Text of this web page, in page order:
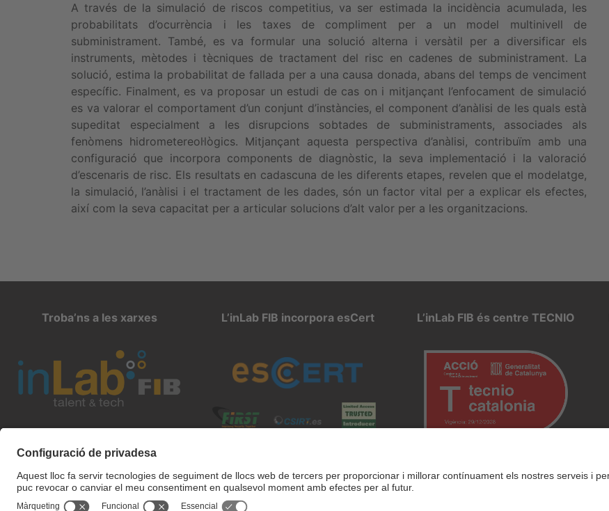
A través de la simulació de riscos competitius, va ser estimada la incidència acumulada, les
probabilitats d’ocurrència i les taxes de compliment per a un model multinivell de
subministrament. També, es va formular una solució alterna i versàtil per a diversificar els
instruments, mètodes i tècniques de tractament del risc en cadenes de subministrament. La
solució, estima la probabilitat de fallada per a una causa donada, abans del temps de venciment
específic. Finalment, es va proposar un estudi de cas on i mitjançant l’enfocament de simulació
es va valorar el comportament d’un conjunt d’instàncies, el component d’anàlisi de les quals està
supeditat especialment a les disrupcions sobtades de subministraments, associades als
fenòmens hidrometereol·lògics. Mitjançant aquesta perspectiva d’anàlisi, contribuïm amb una
configuració que incorpora components de diagnòstic, la seva implementació i la valoració
d’escenaris de risc. Els resultats en cadascuna de les diferents etapes, revelen que el modelatge,
la simulació, l’anàlisi i el tractament de les dades, són un factor vital per a explicar els efectes,
així com la seva capacitat per a articular solucions d’alt valor per a les organitzacions.
Troba’ns a les xarxes L’inLab FIB incorpora esCert L’inLab FIB és centre TECNIO